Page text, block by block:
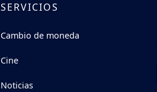
SERVICIOS
Cambio de moneda
Cine
Noticias